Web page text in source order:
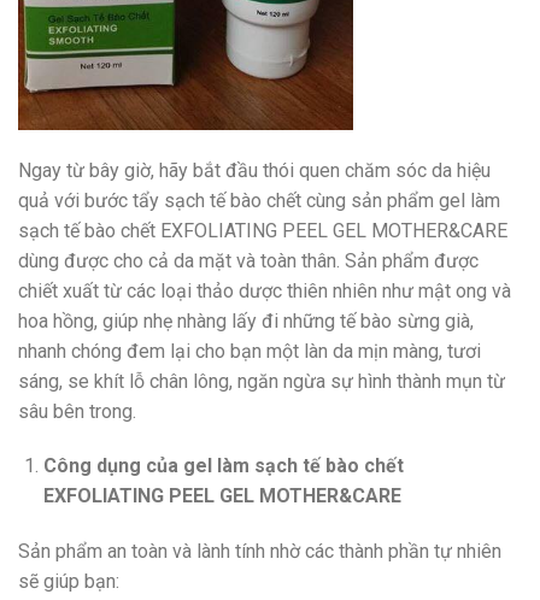
Ngay từ bây giờ, hãy bắt đầu thói quen chăm sóc da hiệu
quả với bước tẩy sạch tế bào chết cùng sản phẩm gel làm
sạch tế bào chết EXFOLIATING PEEL GEL MOTHER&CARE
dùng được cho cả da mặt và toàn thân. Sản phẩm được
chiết xuất từ các loại thảo dược thiên nhiên như mật ong và
hoa hồng, giúp nhẹ nhàng lấy đi những tế bào sừng già,
nhanh chóng đem lại cho bạn một làn da mịn màng, tươi
sáng, se khít lỗ chân lông, ngăn ngừa sự hình thành mụn từ
sâu bên trong.
Công dụng của gel làm sạch tế bào chết
EXFOLIATING PEEL GEL MOTHER&CARE
Sản phẩm an toàn và lành tính nhờ các thành phần tự nhiên
sẽ giúp bạn: